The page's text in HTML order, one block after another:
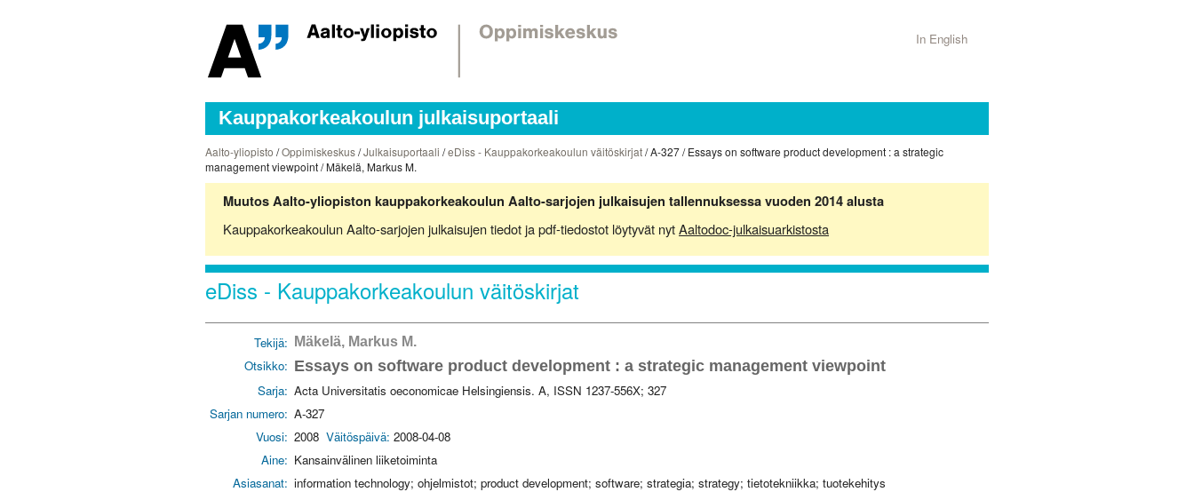
In English
Kauppakorkeakoulun julkaisuportaali
Aalto-yliopisto /Oppimiskeskus/Julkaisuportaali /eDiss - Kauppakorkeakoulun väitöskirjat/ A-327 / Essays on software product development : a strategic
management viewpoint / Mäkelä, Markus M.
Muutos Aalto-yliopiston kauppakorkeakoulun Aalto-sarjojen julkaisujen tallennuksessa vuoden 2014 alusta
Kauppakorkeakoulun Aalto-sarjojen julkaisujen tiedot ja pdf-tiedostot löytyvät nytAaltodoc-julkaisuarkistosta
eDiss - Kauppakorkeakoulun väitöskirjat
Tekijä: Mäkelä, Markus M.
Otsikko: Essays on software product development : a strategic management viewpoint
Sarja: Acta Universitatis oeconomicae Helsingiensis. A, ISSN 1237-556X; 327
Sarjan numero: A-327
Vuosi: 2008 Väitöspäivä: 2008-04-08
Aine: Kansainvälinen liiketoiminta
Asiasanat: information technology; ohjelmistot; product development; software; strategia; strategy; tietotekniikka; tuotekehitys